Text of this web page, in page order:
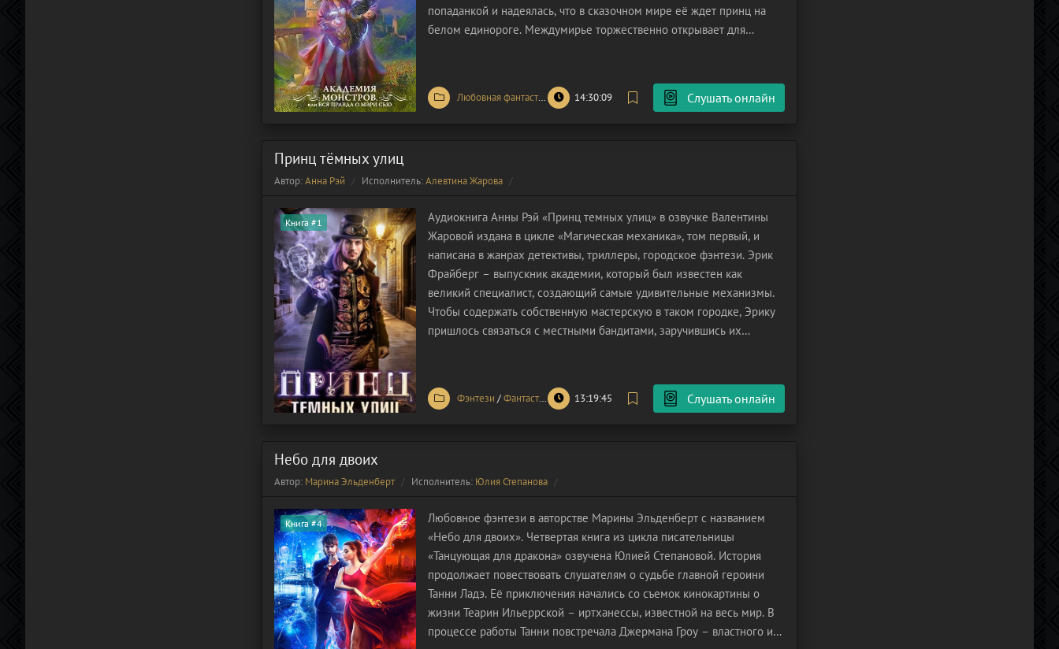
попаданкой и надеялась, что в сказочном мире её ждет принц на
белом единороге. Междумирье торжественно открывает для
Любовная фантастика /Фэнтези/Фантастика
14:30:09 Слушать онлайн
Принц тёмных улиц
Автор:Анна Рэй Исполнитель:Алевтина Жарова
Книга #1
Аудиокнига Анны Рэй «Принц темных улиц» в озвучке Валентины
Жаровой издана в цикле «Магическая механика», том первый, и
написана в жанрах детективы, триллеры, городское фэнтези. Эрик
Фрайберг – выпускник академии, который был известен как
великий специалист, создающий самые удивительные механизмы.
Чтобы содержать собственную мастерскую в таком городке, Эрику
пришлось связаться с местными бандитами, заручившись их
Фэнтези /Фантастика /Детективы
13:19:45 Слушать онлайн
Небо для двоих
Автор: Марина Эльденберт Исполнитель: Юлия Степанова
Книга #4
Любовное фэнтези в авторстве Марины Эльденберт с названием
«Небо для двоих». Четвертая книга из цикла писательницы
«Танцующая для дракона» озвучена Юлией Степановой. История
продолжает повествовать слушателям о судьбе главной героини
Танни Ладэ. Её приключения начались со съемок кинокартины о
жизни Теарин Ильеррской – иртханессы, известной на весь мир. В
процессе работы Танни повстречала Джермана Гроу – властного и